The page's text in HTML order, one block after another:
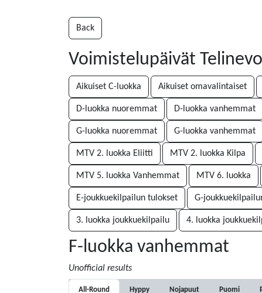
Back
Voimistelupäivät
Aikuiset C-luokka Aikuiset omavalintaiset
D-luokka nuoremmat D-luokka vanhemmat
G-luokka nuoremmat G-luokka vanhemmat
MTV 2. luokka Eliitti MTV 2. luokka Kilpa
MTV 5. luokka Vanhemmat MTV 6. luokka
E-joukkuekilpailun tulokset G-
3. luokka joukkuekilpailu 4. luokka
F-luokka vanhemmat
Unofficial results
All-Round Hyppy Nojapuut Puomi